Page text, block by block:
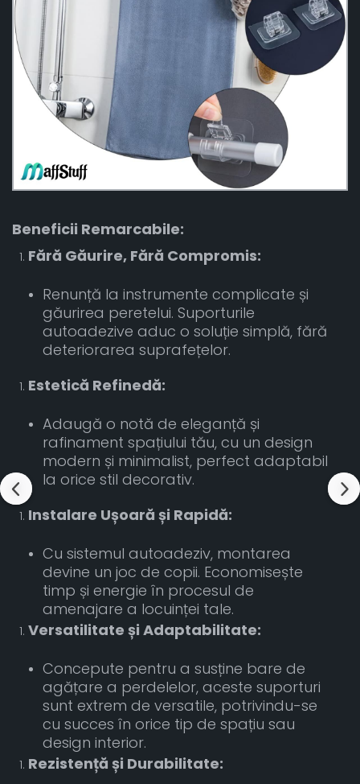
Beneficii Remarcabile:
Fără Găurire, Fără Compromis:
Renunță la instrumente complicate și
găurirea peretelui. Suporturile
autoadezive aduc o soluție simplă, fără
deteriorarea suprafețelor.
Estetică Refinedă:
Adaugă o notă de eleganță și
rafinament spațiului tău, cu un design
modern și minimalist, perfect adaptabil
la orice stil decorativ.
Instalare Ușoară și Rapidă:
Cu sistemul autoadeziv, montarea
devine un joc de copii. Economisește
timp și energie în procesul de
amenajare a locuinței tale.
Versatilitate și Adaptabilitate:
Concepute pentru a susține bare de
agățare a perdelelor, aceste suporturi
sunt extrem de versatile, potrivindu-se
cu succes în orice tip de spațiu sau
design interior.
Rezistență și Durabilitate: